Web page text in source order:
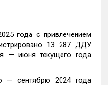
года с привлечением
13 287 ДДУ
— июня текущего года
сентябрю 2024 года